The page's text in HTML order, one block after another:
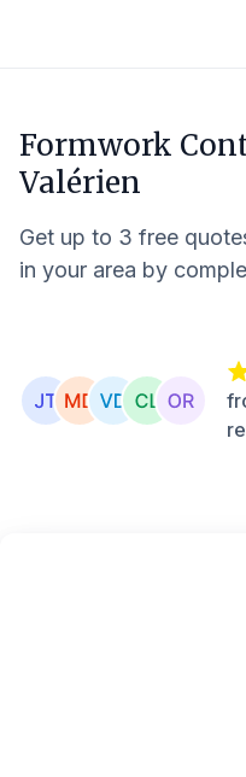
Formwork
Valérien
Get up to 3 free
in your area by